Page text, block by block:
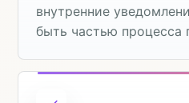
внутренние
быть частью процесса